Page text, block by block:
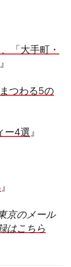
「大手町・
』
つわる5の
ー4選』
』
京のメール
はこちら